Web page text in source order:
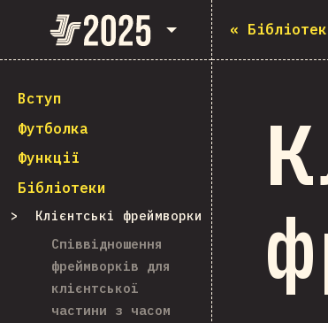
State of JavaScript
Вступ
Футболка
Функції
Бібліотеки
Клієнтські фреймворки
Співвідношення
фреймворків для
клієнтської
частини з часом
«